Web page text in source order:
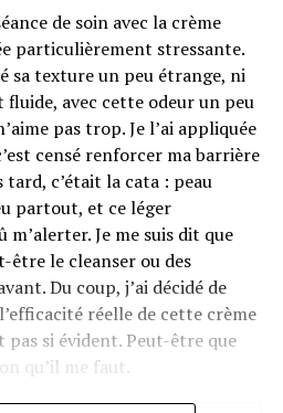
de soin avec la crème
particulièrement stressante.
sa texture un peu étrange, ni
avec cette odeur un peu
pas trop. Je l’ai appliquée
censé renforcer ma barrière
tard, c’était la cata : peau
partout, et ce léger
Je me suis dit que
être le cleanser ou des
Du coup, j’ai décidé de
réelle de cette crème
pas si évident. Peut-être que
qu’il me faut.